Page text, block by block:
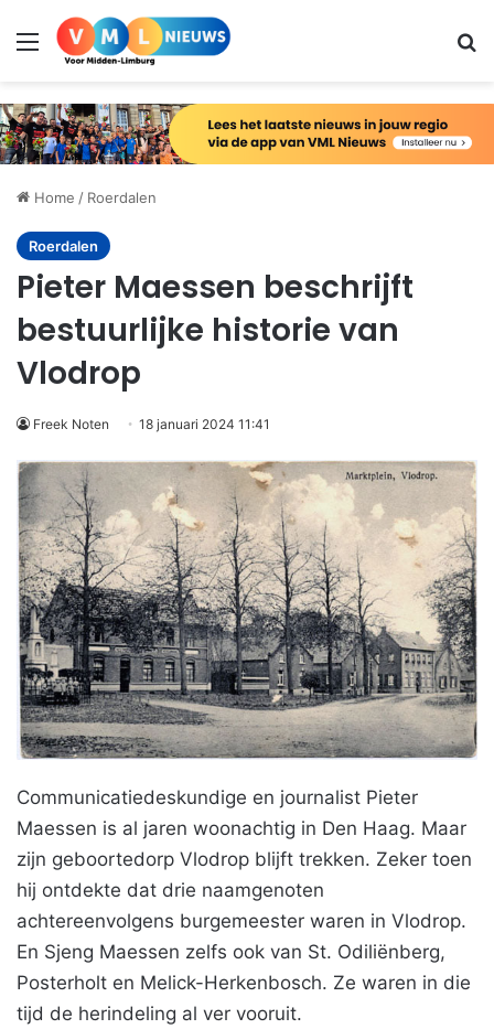
Menu
Home / Roerdalen
Roerdalen
Pieter Maessen beschrijft
bestuurlijke historie van
Vlodrop
Freek Noten 18 januari 2024 11:41
Communicatiedeskundige en journalist Pieter
Maessen is al jaren woonachtig in Den Haag. Maar
zijn geboortedorp Vlodrop blijft trekken. Zeker toen
hij ontdekte dat drie naamgenoten
achtereenvolgens burgemeester waren in Vlodrop.
En Sjeng Maessen zelfs ook van St. Odiliënberg,
Posterholt en Melick-Herkenbosch. Ze waren in die
tijd de herindeling al ver vooruit.